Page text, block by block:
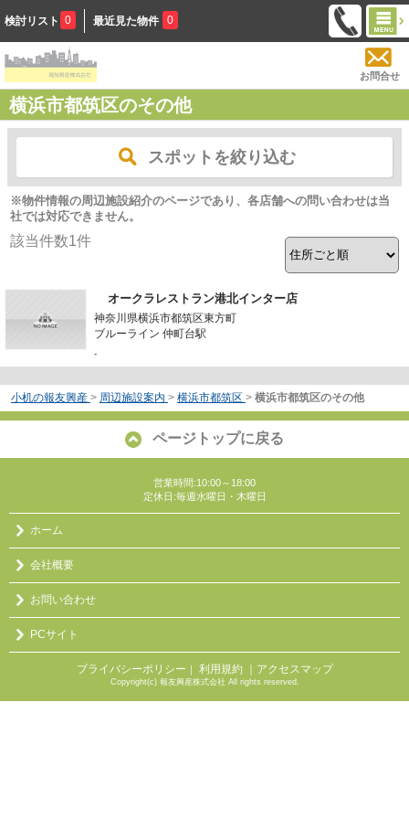
検討リスト 0 最近見た物件 0
お問合せ
横浜市都筑区のその他
スポットを絞り込む
※物件情報の周辺施設紹介のページであり、各店舗への問い合わせは当
社では対応できません。
該当件数1件
オークラレストラン港北インター店
神奈川県横浜市都筑区東方町
ブルーライン 仲町台駅
-
小机の報友興産 > 周辺施設案内 > 横浜市都筑区 > 横浜市都筑区のその他
ページトップに戻る
営業時間:10:00～18:00
定休日:毎週水曜日・木曜日
ホーム
会社概要
お問い合わせ
PCサイト
プライバシーポリシー ｜ 利用規約 ｜アクセスマップ
Copyright(c) 報友興産株式会社 All rights reserved.